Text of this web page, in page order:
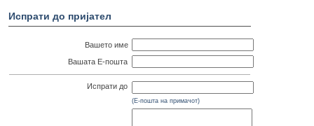
Испрати до пријател
Вашето име
Вашата Е-пошта
Испрати до
(Е-пошта на примачот)